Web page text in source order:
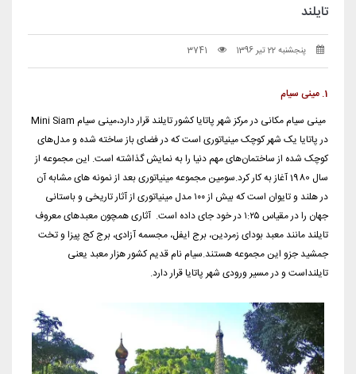
تایلند
پنجشنبه 22 تیر 1396 3741
1. مینی سیام
مینی سیام مکانی در مرکز شهر پاتایا کشور تایلند قرار دارد،مینی سیام Mini Siam
در پاتایا یک شهر کوچک مینیاتوری است که در فضای باز ساخته شده و مدل‌های
کوچک شده از ساختمان‌های مهم دنیا را به نمایش گذاشته است. این مجموعه از
سال 1980 آغاز به کار کرد.سومین مجموعه مینیاتوری بعد از نمونه های مشابه آن
در هلند و تایوان است که بیش از ۱۰۰ مدل مینیاتوری از آثار تاریخی و باستانی
جهان را در مقیاس ۱:۲۵ در خود جای داده است. آثاری همچون معبدهای معروف
تایلند مانند معبد بودای زمردین، برج ایفل، مجسمه آزادی، برج کج پیزا و تخت
جمشید جزو این مجموعه هستند.سیام نام قدیم کشور هزار معبد یعنی
تایلنداست و در مسیر ورودی شهر پاتایا قرار دارد.